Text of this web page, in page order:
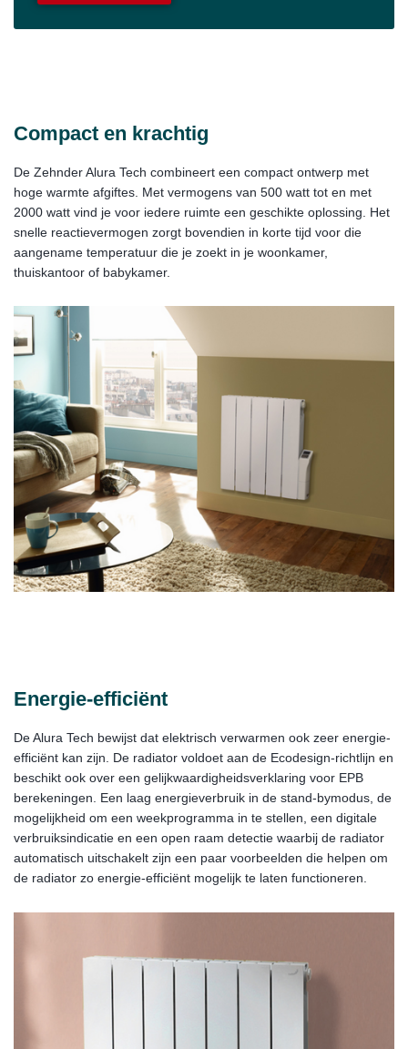
Compact en krachtig
De Zehnder Alura Tech combineert een compact ontwerp met
hoge warmte afgiftes. Met vermogens van 500 watt tot en met
2000 watt vind je voor iedere ruimte een geschikte oplossing. Het
snelle reactievermogen zorgt bovendien in korte tijd voor die
aangename temperatuur die je zoekt in je woonkamer,
thuiskantoor of babykamer.
Energie-efficiënt
De Alura Tech bewijst dat elektrisch verwarmen ook zeer energie-
efficiënt kan zijn. De radiator voldoet aan de Ecodesign-richtlijn en
beschikt ook over een gelijkwaardigheidsverklaring voor EPB
berekeningen. Een laag energieverbruik in de stand-bymodus, de
mogelijkheid om een weekprogramma in te stellen, een digitale
verbruiksindicatie en een open raam detectie waarbij de radiator
automatisch uitschakelt zijn een paar voorbeelden die helpen om
de radiator zo energie-efficiënt mogelijk te laten functioneren.